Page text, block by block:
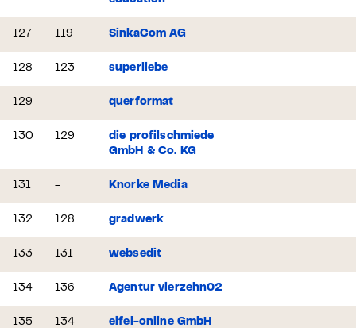
127 119 SinkaCom AG
128 123 superliebe
129 - querformat
130 129
die profilschmiede
GmbH & Co. KG
131 - Knorke Media
132 128 gradwerk
133 131 websedit
134 136 Agentur vierzehn02
135 134 eifel-online GmbH